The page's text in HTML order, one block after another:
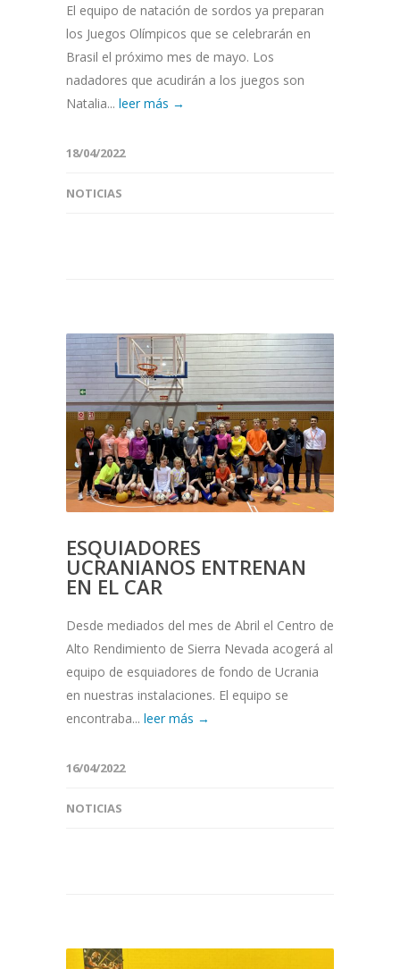
El equipo de natación de sordos ya preparan
los Juegos Olímpicos que se celebrarán en
Brasil el próximo mes de mayo. Los
nadadores que acudirán a los juegos son
Natalia... leer más →
18/04/2022
NOTICIAS
ESQUIADORES
UCRANIANOS ENTRENAN
EN EL CAR
Desde mediados del mes de Abril el Centro de
Alto Rendimiento de Sierra Nevada acogerá al
equipo de esquiadores de fondo de Ucrania
en nuestras instalaciones. El equipo se
encontraba... leer más →
16/04/2022
NOTICIAS